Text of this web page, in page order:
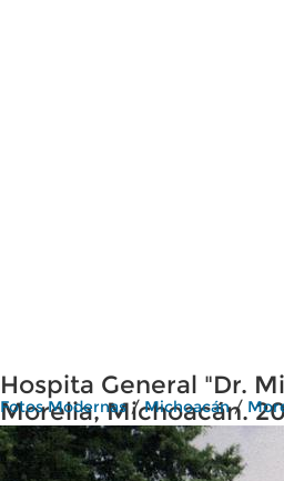
Hospita General "Dr.
Morelia, Michoacán.
Fotos Modernas/Michoacán/